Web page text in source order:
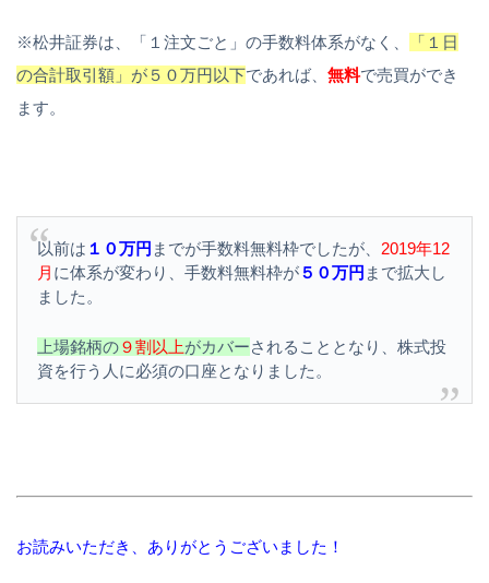
※松井証券は、「１注文ごと」の手数料体系がなく、
「１日
の合計取引額」が５０万円以下であれば、 無料で売買ができ
ます。
以前は １０万円 までが手数料無料枠でしたが、 2019年12
月 に体系が変わり、手数料無料枠が５０万円 まで拡大し
ました。
上場銘柄の９割以上がカバーされることとなり、株式投
資を行う人に必須の口座となりました。
お読みいただき、ありがとうございました！